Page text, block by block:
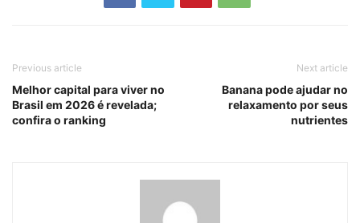
Previous article
Melhor capital para viver no
Brasil em 2026 é revelada;
confira o ranking
Next article
Banana pode ajudar no
relaxamento por seus
nutrientes